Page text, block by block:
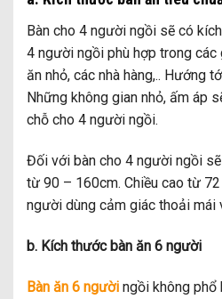
Bàn cho 4 người ngồi sẽ có
4 người ngồi phù hợp trong các
ăn nhỏ, các nhà hàng,.. Hướng
Những không gian nhỏ, ấm áp
chỗ cho 4 người ngồi.
Đối với bàn cho 4 người ngồi
từ 90 – 160cm. Chiều cao từ
người dùng cảm giác thoải mái
b. Kích thước bàn ăn 6 người
Bàn ăn 6 người ngồi không